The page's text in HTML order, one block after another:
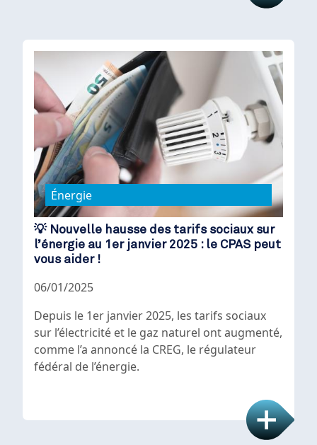
Énergie
💡 Nouvelle hausse des tarifs sociaux sur
l’énergie au 1er janvier 2025 : le CPAS peut
vous aider !
06/01/2025
Depuis le 1er janvier 2025, les tarifs sociaux
sur l’électricité et le gaz naturel ont augmenté,
comme l’a annoncé la CREG, le régulateur
fédéral de l’énergie.